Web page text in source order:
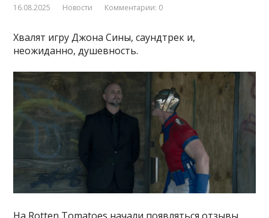
16.08.2025 Новости Комментарии: 0
Хвалят игру Джона Сины, саундтрек и,
неожиданно, душевность.
На Rotten Tomatoes начали появляться отзывы